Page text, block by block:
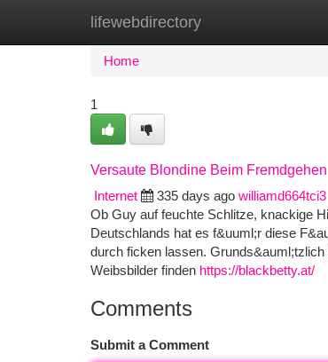
lifewebdirectory
Home New Site Listings
Home
1
Versaute Blondine Beim Fremdgehen
Internet
335 days ago williamd664tci3
Ob Guy auf feuchte Schlitze, knackige
Deutschlands hat es f&uuml;r diese
durch ficken lassen.
Weibsbilder finden https://blackbetty.at/
Comments
Submit a Comment